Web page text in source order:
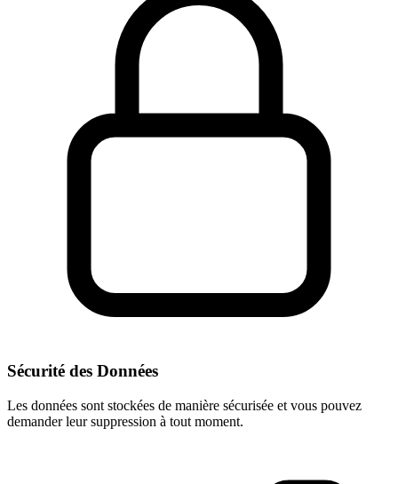
Sécurité des Données
Les données sont stockées de manière sécurisée et vous pouvez
demander leur suppression à tout moment.